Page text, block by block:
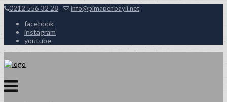
0212 556 32 28 info@pimapenbayii.net
facebook
instagram
youtube